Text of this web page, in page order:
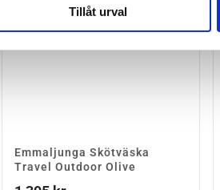
Tillåt urval
Emmaljunga Skötväska
Travel Outdoor Olive